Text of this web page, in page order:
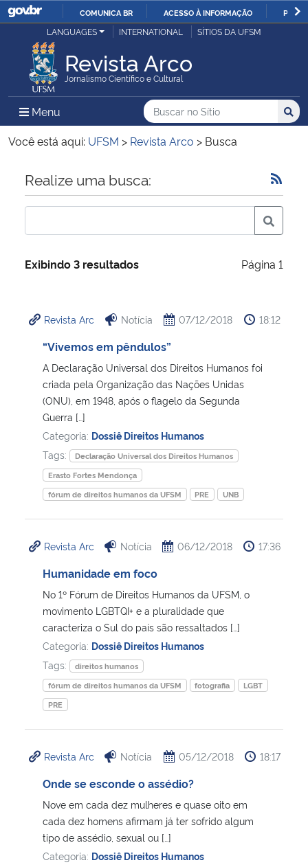
IR
O
COMUNICA BR ACESSO À INFORMAÇÃO
Ministério da Justiça e Segurança Pública
Ministério da Defesa
Ministério das Relações Exteriores
Ministério da Economia
Ministério da Infraestrutura
Ministério da Cidadania
Ministério de Minas e Energia
Ministério do Meio Ambiente
Ministério do Turismo
Ministério do Desenvolvimento Regional
Controladoria-Geral da União
Ministério da Mulher, da Família e dos Direitos Humanos
Secretaria-Geral
Secretaria de Governo
Advocacia-Geral da União
LANGUAGES INTERNATIONAL SÍTIOS DA UFSM
Revista Arco
Jornalismo Científico e Cultural
Menu Menu Principal do Sítio
Busca
Buscar no no Sítio
Busca:
Você está aqui: UFSM > Revista Arco > Busca
Início do conteúdo
Realize uma busca:
Exibindo 3 resultados Página 1
Revista Arc Notícia 07/12/2018 18:12
“Vivemos em pêndulos”
A Declaração Universal dos Direitos Humanos foi
criada pela Organização das Nações Unidas
(ONU), em 1948, após o flagelo da Segunda
Guerra […]
Categoria: Dossiê Direitos Humanos
Tags:
Declaração Universal dos Direitos Humanos
Erasto Fortes Mendonça
fórum de direitos humanos da UFSM
PRE UNB
Revista Arc Notícia 06/12/2018 17:36
Humanidade em foco
No 1º Fórum de Direitos Humanos da UFSM, o
movimento LGBTQI+ e a pluralidade que
caracteriza o Sul do país são ressaltados […]
Categoria: Dossiê Direitos Humanos
Tags:
direitos humanos
fórum de direitos humanos da UFSM
fotografia
LGBT
PRE
Revista Arc Notícia 05/12/2018 18:17
Onde se esconde o assédio?
Nove em cada dez mulheres e quase oito em
cada dez homens afirmam já ter sofrido algum
tipo de assédio, sexual ou […]
Categoria: Dossiê Direitos Humanos